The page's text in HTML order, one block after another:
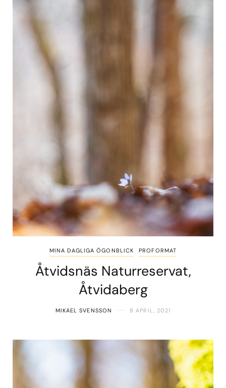
MINA DAGLIGA ÖGONBLICK PROFORMAT
Åtvidsnäs Naturreservat,
Åtvidaberg
MIKAEL SVENSSON 8 APRIL, 2021